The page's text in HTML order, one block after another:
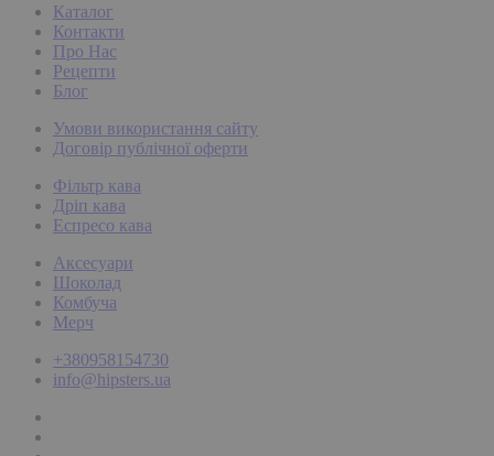
Каталог
Контакти
Про Нас
Рецепти
Блог
Умови використання сайту
Договір публічної оферти
Фільтр кава
Дріп кава
Еспресо кава
Аксесуари
Шоколад
Комбуча
Мерч
+380958154730
info@hipsters.ua